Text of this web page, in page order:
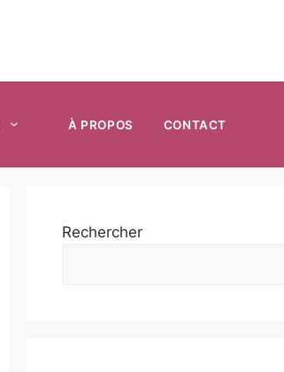
À PROPOS CONTACT
Rechercher